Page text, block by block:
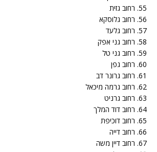
55. רחוב גזית
56. רחוב גלוסקא
57. רחוב גלעד
58. רחוב גני אפק
59. רחוב גני טל
60. רחוב גפן
61. רחוב גרונר דב
62. רחוב גרמה מיכאל
63. רחוב גרניט
64. רחוב דוד המלך
65. רחוב דוכיפת
66. רחוב דייה
67. רחוב דיין משה